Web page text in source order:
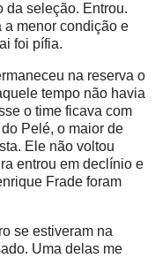
da seleção. Entrou.
a menor condição e
foi pífia.
na reserva o
tempo não havia
o time ficava com
Pelé, o maior de
Ele não voltou
entrou em declínio e
Frade foram
se estiveram na
Uma delas me